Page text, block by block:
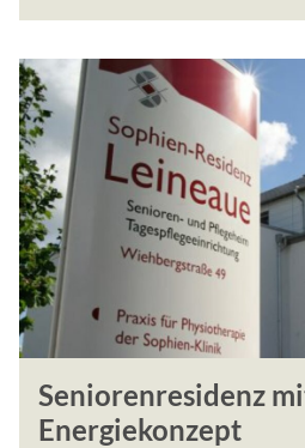
Seniorenresidenz
Energiekonzept